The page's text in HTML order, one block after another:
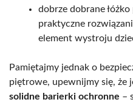
dobrze dobrane
praktyczne
element wystroju
Pamiętajmy jednak o
piętrowe, upewnijmy się, że
solidne barierki ochronne –